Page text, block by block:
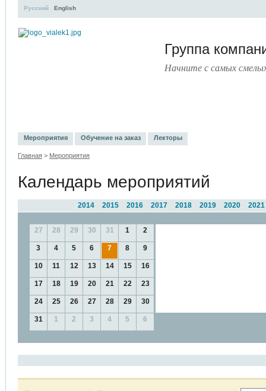
Группа
Начните с самых
Русский English
Мероприятия Обучение на заказ Лекторы
Главная > Мероприятия
Календарь мероприятий
2021
2020
2019
2018
2017
2016
2015
2014
27 28 29 30 31 1 2
3 4 5 6 7 8 9
10 11 12 13 14 15 16
17 18 19 20 21 22 23
24 25 26 27 28 29 30
31 1 2 3 4 5 6